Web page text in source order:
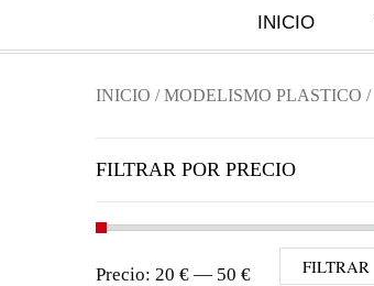
INICIO
INICIO /MODELISMO PLASTICO /
FILTRAR POR PRECIO
FILTRAR
Precio: 20 € — 50 €